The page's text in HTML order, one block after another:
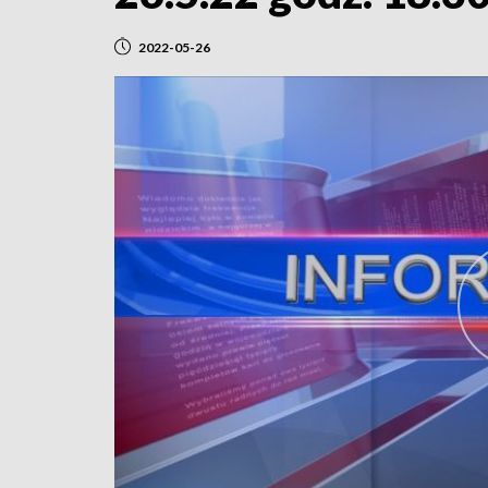
2022-05-26